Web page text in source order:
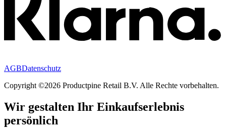
AGBDatenschutz
Copyright ©2026 Productpine Retail B.V. Alle Rechte vorbehalten.
Wir gestalten Ihr Einkaufserlebnis
persönlich